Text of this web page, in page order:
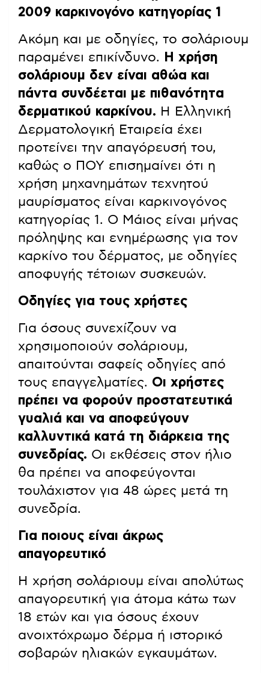
2009 καρκινογόνο κατηγορίας 1
Ακόμη και με οδηγίες, το σολάριουμ
παραμένει επικίνδυνο.
Η χρήση
σολάριουμ δεν είναι αθώα και
πάντα συνδέεται με πιθανότητα
δερματικού καρκίνου. Η Ελληνική
Δερματολογική Εταιρεία έχει
προτείνει την απαγόρευσή του,
καθώς ο ΠΟΥ επισημαίνει ότι η
χρήση μηχανημάτων τεχνητού
μαυρίσματος είναι καρκινογόνος
κατηγορίας 1. Ο Μάιος είναι μήνας
πρόληψης και ενημέρωσης για τον
καρκίνο του δέρματος, με οδηγίες
αποφυγής τέτοιων συσκευών.
Οδηγίες για τους χρήστες
Για όσους συνεχίζουν να
χρησιμοποιούν σολάριουμ,
απαιτούνται σαφείς οδηγίες από
τους επαγγελματίες. Οι χρήστες
πρέπει να φορούν προστατευτικά
γυαλιά και να αποφεύγουν
καλλυντικά κατά τη διάρκεια της
συνεδρίας. Οι εκθέσεις στον ήλιο
θα πρέπει να αποφεύγονται
τουλάχιστον για 48 ώρες μετά τη
συνεδρία.
Για ποιους είναι άκρως
απαγορευτικό
Η χρήση σολάριουμ είναι απολύτως
απαγορευτική για άτομα κάτω των
18 ετών και για όσους έχουν
ανοιχτόχρωμο δέρμα ή ιστορικό
σοβαρών ηλιακών εγκαυμάτων.